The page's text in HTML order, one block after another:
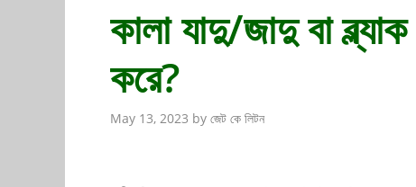
কালা যাদু/জাদু বা
করে?
May 13, 2023 by জেট কে লিটন